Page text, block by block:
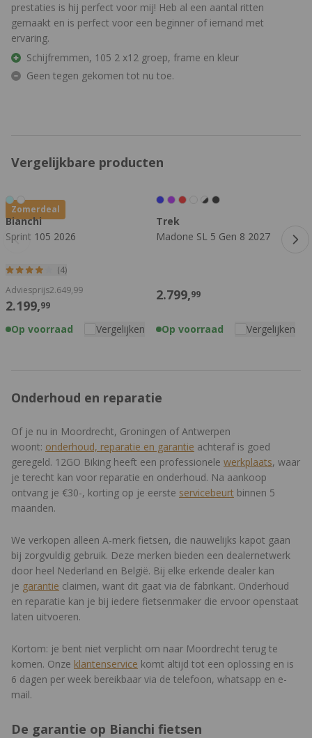
prestaties is hij perfect voor mij! Heb al een aantal ritten
gemaakt en is perfect voor een beginner of iemand met
ervaring.
Schijfremmen, 105 2 x12 groep, frame en kleur
Geen tegen gekomen tot nu toe.
Vergelijkbare producten
Zomerdeal
Bianchi
Sprint 105 2026
(4)
2.199,99
Adviesprijs2.649,99
Op voorraad Vergelijken
Trek
Madone SL 5 Gen 8 2027
2.799,99
Op voorraad Vergelijken
Onderhoud en reparatie
Of je nu in Moordrecht, Groningen of Antwerpen
woont: onderhoud, reparatie en garantie achteraf is goed
geregeld. 12GO Biking heeft een professionele werkplaats, waar
je terecht kan voor reparatie en onderhoud. Na aankoop
ontvang je €30-, korting op je eerste servicebeurt binnen 5
maanden.
We verkopen alleen A-merk fietsen, die nauwelijks kapot gaan
bij zorgvuldig gebruik. Deze merken bieden een dealernetwerk
door heel Nederland en België. Bij elke erkende dealer kan
je garantie claimen, want dit gaat via de fabrikant. Onderhoud
en reparatie kan je bij iedere fietsenmaker die ervoor openstaat
laten uitvoeren.
Kortom: je bent niet verplicht om naar Moordrecht terug te
komen. Onze klantenservice komt altijd tot een oplossing en is
6 dagen per week bereikbaar via de telefoon, whatsapp en e-
mail.
De garantie op Bianchi fietsen